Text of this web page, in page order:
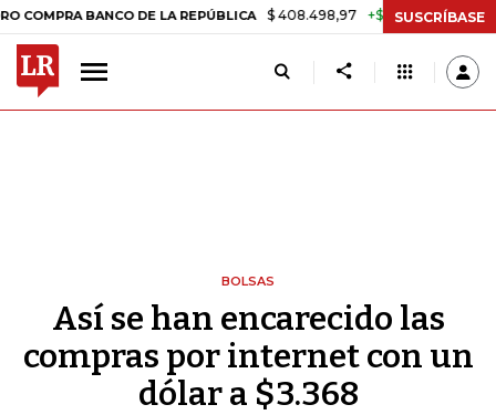
BANCO DE LA REPÚBLICA $ 408.498,97 +$ 8.753,81 +2,19%
SUSCRÍBASE
BOLSAS
Así se han encarecido las
compras por internet con un
dólar a $3.368